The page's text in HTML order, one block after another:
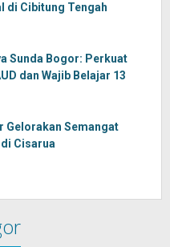
di Cibitung Tengah
Sunda Bogor: Perkuat
dan Wajib Belajar 13
Gelorakan Semangat
Cisarua